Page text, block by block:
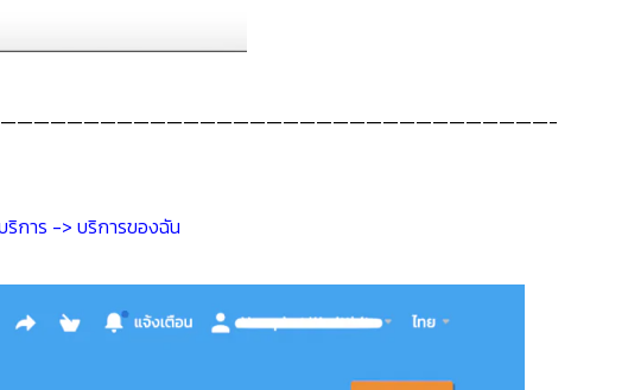
ริการ -> บริการของฉัน